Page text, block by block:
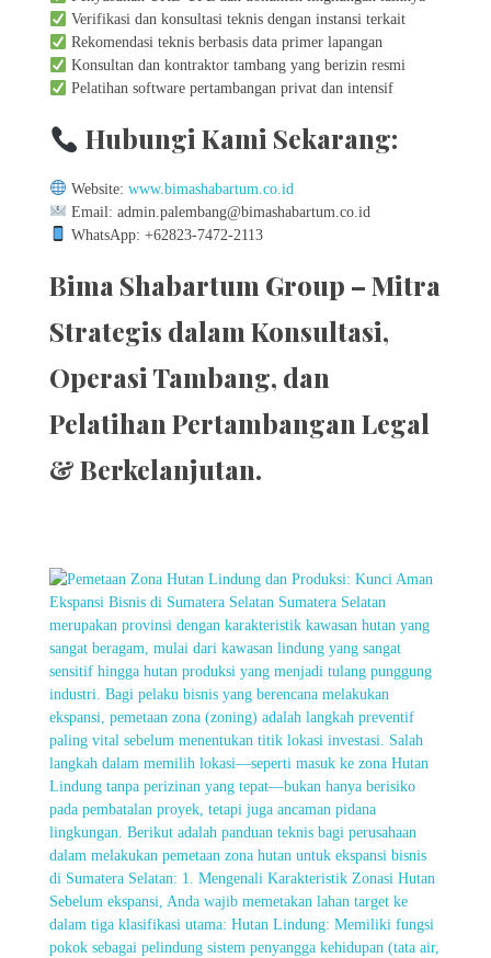
Verifikasi dan konsultasi teknis dengan instansi terkait
Rekomendasi teknis berbasis data primer lapangan
Konsultan dan kontraktor tambang yang berizin resmi
Pelatihan software pertambangan privat dan intensif
Hubungi Kami Sekarang:
Website: www.bimashabartum.co.id
Email: admin.palembang@bimashabartum.co.id
WhatsApp: +62823-7472-2113
Bima Shabartum Group – Mitra
Strategis dalam Konsultasi,
Operasi Tambang, dan
Pelatihan Pertambangan Legal
& Berkelanjutan.